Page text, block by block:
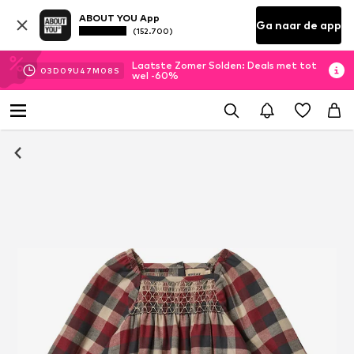
ABOUT YOU App
(152.700) Ga naar de app
03D 09U 47M 07 S
Laatste Zomer Solden: Deals met tot
wel -60%